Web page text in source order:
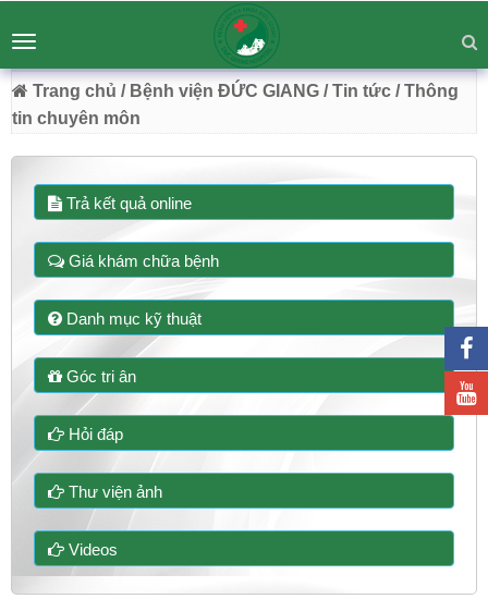
BỆNH VIỆN ĐA KHOA ĐỨC GIANG
Chuyên Sâu - Tận Tâm - Vươn Tầm
54 Trường Lâm, Việt Hưng, Hà Nội
Toggle
navigation
Trang chủ / Bệnh viện ĐỨC GIANG / Tin tức / Thông
tin chuyên môn
Trả kết quả online
Giá khám chữa bệnh
Danh mục kỹ thuật
Góc tri ân
Hỏi đáp
Thư viện ảnh
Videos